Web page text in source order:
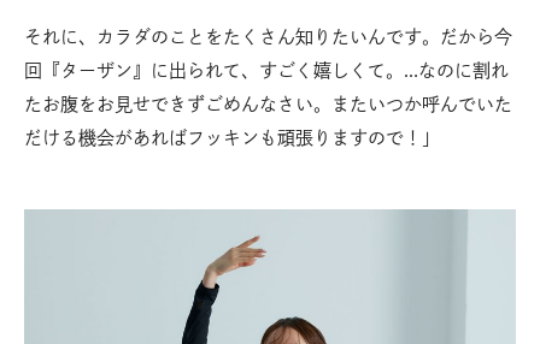
それに、カラダのことをたくさん知りたいんです。だから今
回『ターザン』に出られて、すごく嬉しくて。…なのに割れ
たお腹をお見せできずごめんなさい。またいつか呼んでいた
だける機会があればフッキンも頑張りますので！」